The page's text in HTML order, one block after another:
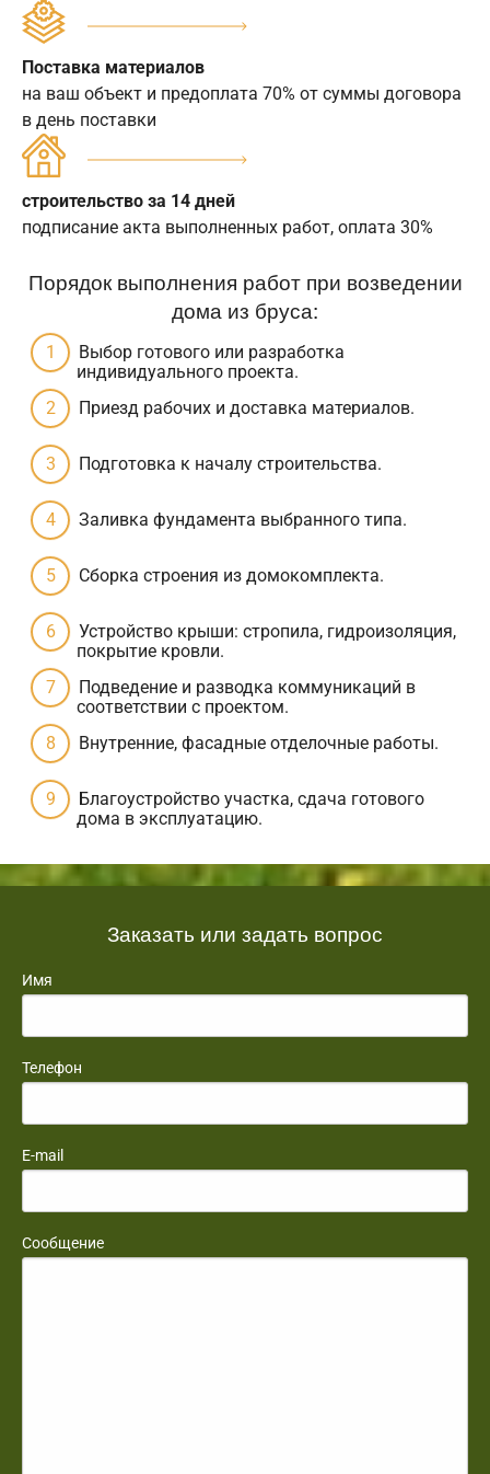
Поставка материалов
на ваш объект и предоплата 70% от суммы договора
в день поставки
строительство за 14 дней
подписание акта выполненных работ, оплата 30%
Порядок выполнения работ при возведении
дома из бруса:
Выбор готового или разработка
индивидуального проекта.
Приезд рабочих и доставка материалов.
Подготовка к началу строительства.
Заливка фундамента выбранного типа.
Сборка строения из домокомплекта.
Устройство крыши: стропила, гидроизоляция,
покрытие кровли.
Подведение и разводка коммуникаций в
соответствии с проектом.
Внутренние, фасадные отделочные работы.
Благоустройство участка, сдача готового
дома в эксплуатацию.
Заказать или задать вопрос
Имя
Телефон
E-mail
Сообщение